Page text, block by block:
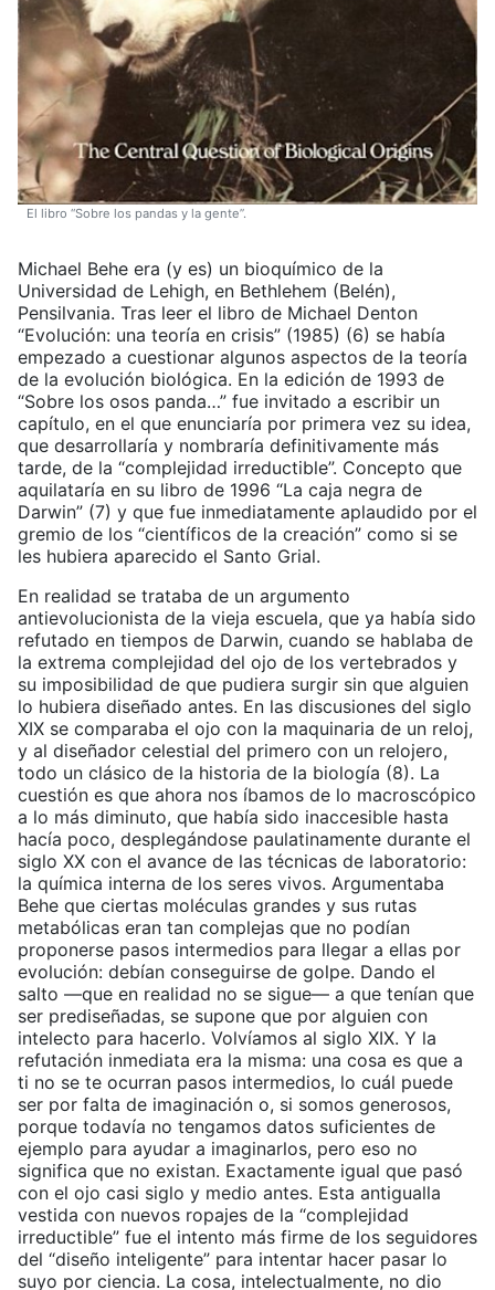
El libro “Sobre los pandas y la gente”.
Michael Behe era (y es) un bioquímico de la
Universidad de Lehigh, en Bethlehem (Belén),
Pensilvania. Tras leer el libro de Michael Denton
“Evolución: una teoría en crisis” (1985) (6) se había
empezado a cuestionar algunos aspectos de la teoría
de la evolución biológica. En la edición de 1993 de
“Sobre los osos panda…” fue invitado a escribir un
capítulo, en el que enunciaría por primera vez su idea,
que desarrollaría y nombraría definitivamente más
tarde, de la “complejidad irreductible”. Concepto que
aquilataría en su libro de 1996 “La caja negra de
Darwin” (7) y que fue inmediatamente aplaudido por el
gremio de los “científicos de la creación” como si se
les hubiera aparecido el Santo Grial.
En realidad se trataba de un argumento
antievolucionista de la vieja escuela, que ya había sido
refutado en tiempos de Darwin, cuando se hablaba de
la extrema complejidad del ojo de los vertebrados y
su imposibilidad de que pudiera surgir sin que alguien
lo hubiera diseñado antes. En las discusiones del siglo
XIX se comparaba el ojo con la maquinaria de un reloj,
y al diseñador celestial del primero con un relojero,
todo un clásico de la historia de la biología (8). La
cuestión es que ahora nos íbamos de lo macroscópico
a lo más diminuto, que había sido inaccesible hasta
hacía poco, desplegándose paulatinamente durante el
siglo XX con el avance de las técnicas de laboratorio:
la química interna de los seres vivos. Argumentaba
Behe que ciertas moléculas grandes y sus rutas
metabólicas eran tan complejas que no podían
proponerse pasos intermedios para llegar a ellas por
evolución: debían conseguirse de golpe. Dando el
salto —que en realidad no se sigue— a que tenían que
ser prediseñadas, se supone que por alguien con
intelecto para hacerlo. Volvíamos al siglo XIX. Y la
refutación inmediata era la misma: una cosa es que a
ti no se te ocurran pasos intermedios, lo cuál puede
ser por falta de imaginación o, si somos generosos,
porque todavía no tengamos datos suficientes de
ejemplo para ayudar a imaginarlos, pero eso no
significa que no existan. Exactamente igual que pasó
con el ojo casi siglo y medio antes. Esta antigualla
vestida con nuevos ropajes de la “complejidad
irreductible” fue el intento más firme de los seguidores
del “diseño inteligente” para intentar hacer pasar lo
suyo por ciencia. La cosa, intelectualmente, no dio